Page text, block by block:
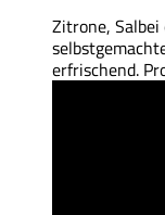
Zitrone,
erfrischend.